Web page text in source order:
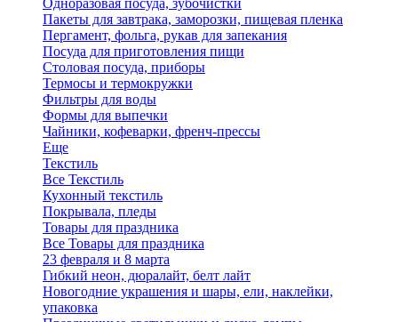
Одноразовая посуда, зубочистки
Пакеты для завтрака, заморозки, пищевая пленка
Пергамент, фольга, рукав для запекания
Посуда для приготовления пищи
Столовая посуда, приборы
Термосы и термокружки
Фильтры для воды
Формы для выпечки
Чайники, кофеварки, френч-прессы
Еще
Текстиль
Все Текстиль
Кухонный текстиль
Покрывала, пледы
Товары для праздника
Все Товары для праздника
23 февраля и 8 марта
Гибкий неон, дюралайт, белт лайт
Новогодние украшения и шары, ели, наклейки,
упаковка